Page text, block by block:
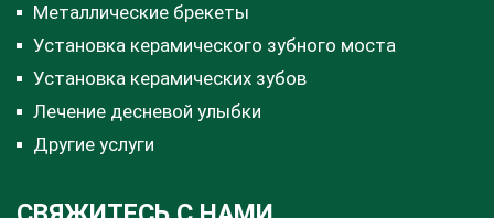
Металлические брекеты
Установка керамического зубного моста
Установка керамических зубов
Лечение десневой улыбки
Другие услуги